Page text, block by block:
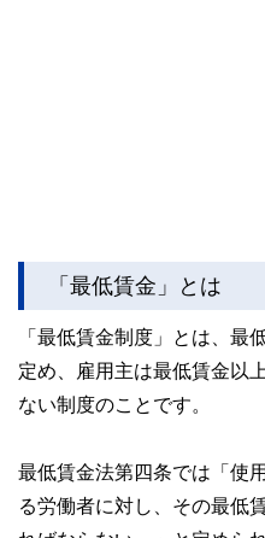
「最低賃金」とは
「最低賃金制度」とは、最
定め、雇用主は最低賃金以
ない制度のことです。
最低賃金法第四条では「使
る労働者に対し、その最低